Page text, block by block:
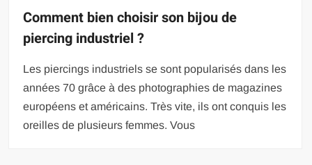
Comment bien choisir son bijou de
piercing industriel ?
Les piercings industriels se sont popularisés dans les
années 70 grâce à des photographies de magazines
européens et américains. Très vite, ils ont conquis les
oreilles de plusieurs femmes. Vous